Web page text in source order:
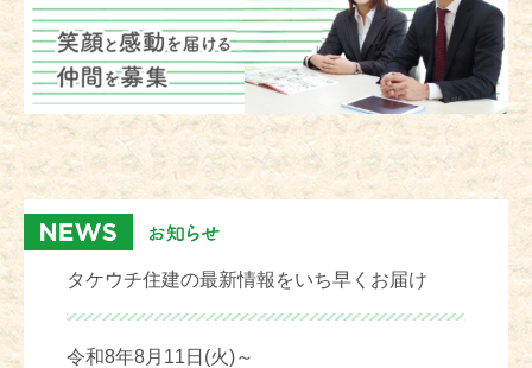
タケウチ住建の最新情報をいち早くお届け
令和8年8月11日(火)～